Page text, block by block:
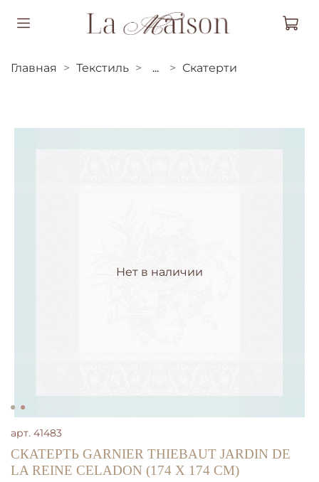
Главная Текстиль ... Скатерти
Нет в наличии
арт. 41483
СКАТЕРТЬ GARNIER THIEBAUT JARDIN DE
LA REINE CELADON (174 X 174 СМ)